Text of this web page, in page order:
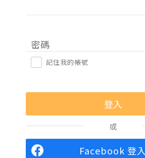
密碼
記住我的帳號
或
Facebook 登入